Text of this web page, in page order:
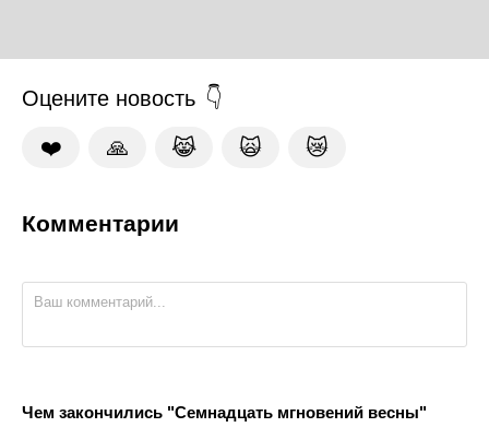
Оцените новость
❤️ 🙏 😹 🙀 😿
Комментарии
Чем закончились "Семнадцать мгновений весны"